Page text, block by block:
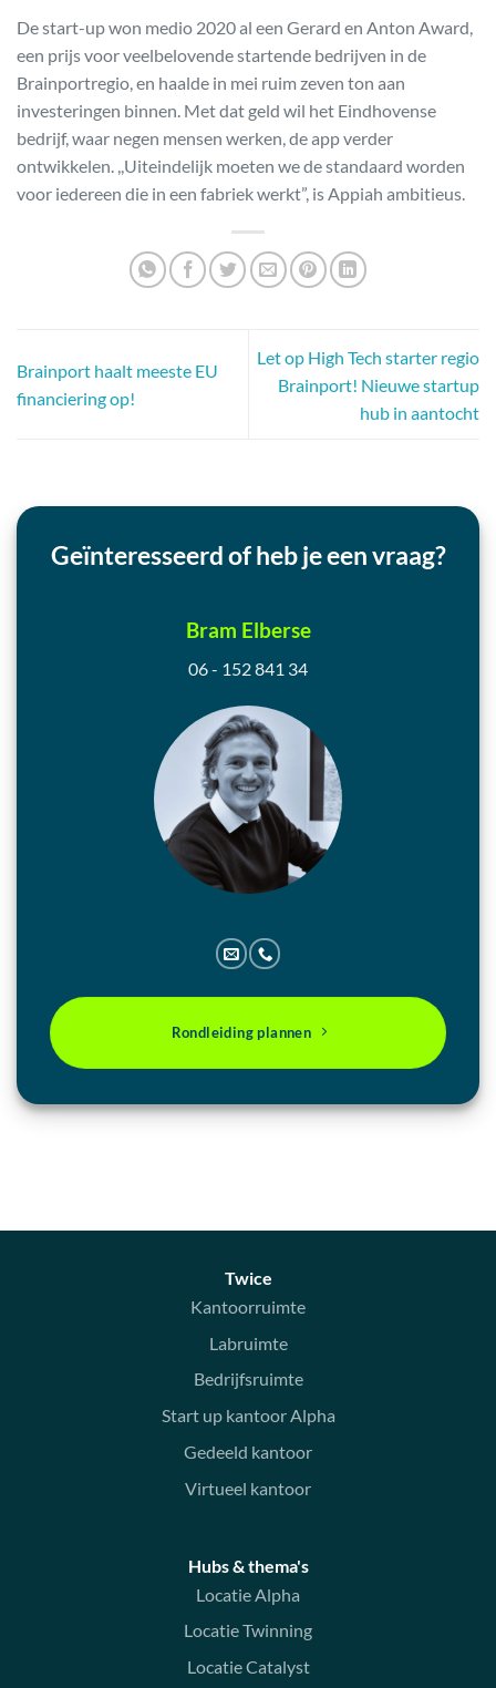
De start-up won medio 2020 al een Gerard en Anton Award,
een prijs voor veelbelovende startende bedrijven in de
Brainportregio, en haalde in mei ruim zeven ton aan
investeringen binnen. Met dat geld wil het Eindhovense
bedrijf, waar negen mensen werken, de app verder
ontwikkelen. ,,Uiteindelijk moeten we de standaard worden
voor iedereen die in een fabriek werkt”, is Appiah ambitieus.
Brainport haalt meeste EU
financiering op!
Let op High Tech starter regio
Brainport! Nieuwe startup
hub in aantocht
Geïnteresseerd of heb je een vraag?
Bram Elberse
06 - 152 841 34
Rondleiding plannen
Twice
Kantoorruimte
Labruimte
Bedrijfsruimte
Start up kantoor Alpha
Gedeeld kantoor
Virtueel kantoor
Hubs & thema's
Locatie Alpha
Locatie Twinning
Locatie Catalyst